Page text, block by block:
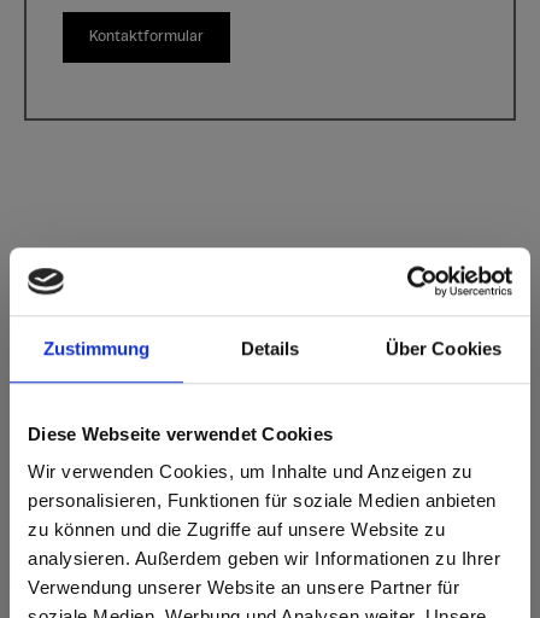
Zustimmung Details Über Cookies
Diese Webseite verwendet Cookies
Wir verwenden Cookies, um Inhalte und Anzeigen zu
personalisieren, Funktionen für soziale Medien anbieten
zu können und die Zugriffe auf unsere Website zu
analysieren. Außerdem geben wir Informationen zu Ihrer
Verwendung unserer Website an unsere Partner für
Kontaktformular
Max Compact Interior Schwarzer Kern F-
Qualität 0742 Kieselgrau FH
Dieses Dekor ist nicht richtungsorientiert.
Nächstgelegener NCS-Code: S 1002-Y
Nächstgelegener CMYK Code: 0-2-15-7
Ein Farbabgleich mit dem Originalmuster ist immer notwendig!
Produktmerkmale